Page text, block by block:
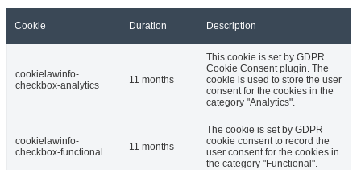
Cookie Duration Description
cookielawinfo-
checkbox-analytics
11 months
This cookie is set by GDPR
Cookie Consent plugin. The
cookie is used to store the user
consent for the cookies in the
category "Analytics".
cookielawinfo-
checkbox-functional
11 months
The cookie is set by GDPR
cookie consent to record the
user consent for the cookies in
the category "Functional".